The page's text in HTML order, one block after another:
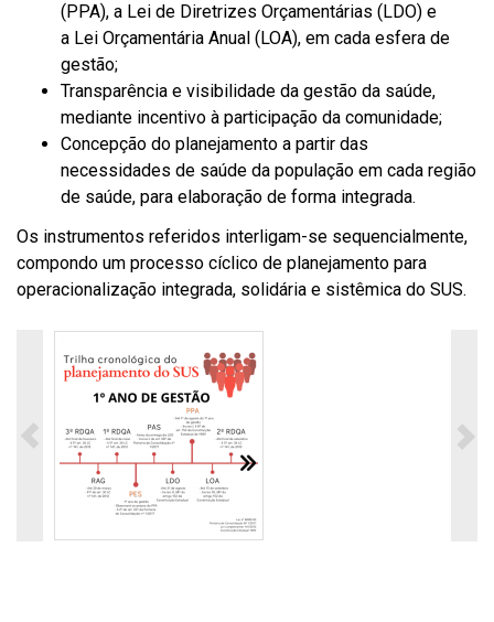
(PPA), a Lei de Diretrizes Orçamentárias (LDO) e
a Lei Orçamentária Anual (LOA), em cada esfera de
gestão;
Transparência e visibilidade da gestão da saúde,
mediante incentivo à participação da comunidade;
Concepção do planejamento a partir das
necessidades de saúde da população em cada região
de saúde, para elaboração de forma integrada.
Os instrumentos referidos interligam-se sequencialmente,
compondo um processo cíclico de planejamento para
operacionalização integrada, solidária e sistêmica do SUS.